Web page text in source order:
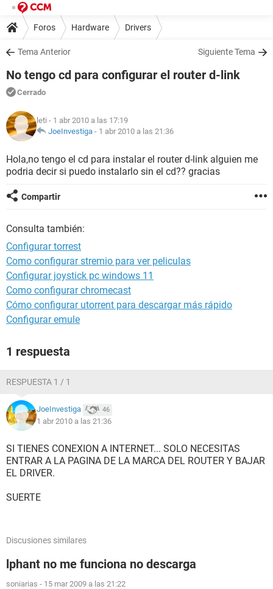
Foros Hardware Drivers
Tema Anterior Siguiente Tema
No tengo cd para configurar el router d-link
Cerrado
leti - 1 abr 2010 a las 17:19
JoeInvestiga - 1 abr 2010 a las 21:36
Hola,no tengo el cd para instalar el router d-link alguien me
podria decir si puedo instalarlo sin el cd?? gracias
Compartir
Consulta también:
Configurar torrest
Como configurar stremio para ver peliculas
Configurar joystick pc windows 11
Como configurar chromecast
Cómo configurar utorrent para descargar más rápido
Configurar emule
1 respuesta
RESPUESTA 1 / 1
JoeInvestiga 46
1 abr 2010 a las 21:36
SI TIENES CONEXION A INTERNET... SOLO NECESITAS
ENTRAR A LA PAGINA DE LA MARCA DEL ROUTER Y BAJAR
EL DRIVER.
SUERTE
Discusiones similares
lphant no me funciona no descarga
soniarias - 15 mar 2009 a las 21:22